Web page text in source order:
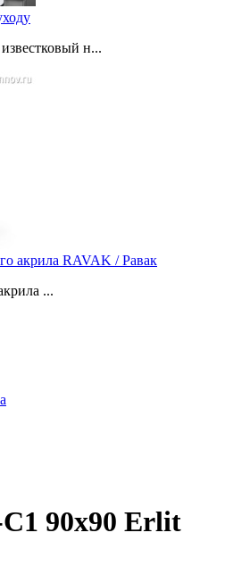
н...
акрила RAVAK / Равак
...
90x90 Erlit